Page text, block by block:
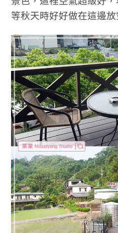
等秋天時好好做在這邊放